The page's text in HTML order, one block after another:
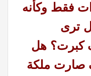
فقط وكأنه
ترى
كبرت؟ هل
صارت ملكة